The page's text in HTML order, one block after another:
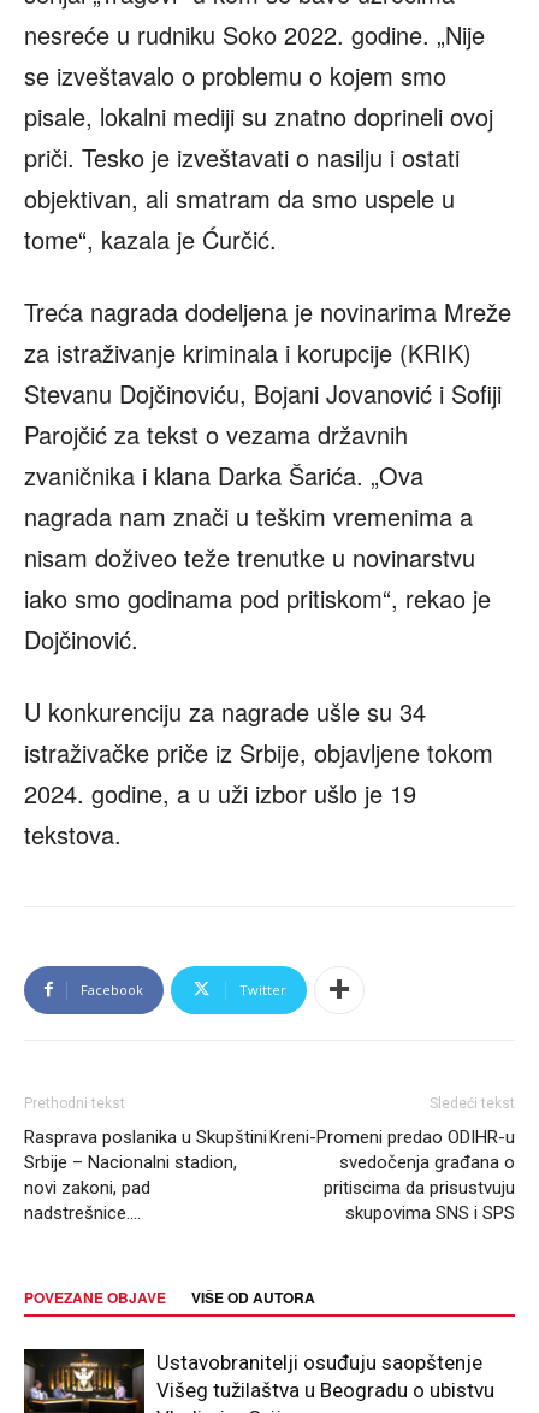
nesreće u rudniku Soko 2022. godine. „Nije
se izveštavalo o problemu o kojem smo
pisale, lokalni mediji su znatno doprineli ovoj
priči. Tesko je izveštavati o nasilju i ostati
objektivan, ali smatram da smo uspele u
tome“, kazala je Ćurčić.
Treća nagrada dodeljena je novinarima Mreže
za istraživanje kriminala i korupcije (KRIK)
Stevanu Dojčinoviću, Bojani Jovanović i Sofiji
Parojčić za tekst o vezama državnih
zvaničnika i klana Darka Šarića. „Ova
nagrada nam znači u teškim vremenima a
nisam doživeo teže trenutke u novinarstvu
iako smo godinama pod pritiskom“, rekao je
Dojčinović.
U konkurenciju za nagrade ušle su 34
istraživačke priče iz Srbije, objavljene tokom
2024. godine, a u uži izbor ušlo je 19
tekstova.
Facebook Twitter
Prethodni tekst
Rasprava poslanika u Skupštini
Srbije – Nacionalni stadion,
novi zakoni, pad
nadstrešnice….
Sledeći tekst
Kreni-Promeni predao ODIHR-u
svedočenja građana o
pritiscima da prisustvuju
skupovima SNS i SPS
POVEZANE OBJAVE VIŠE OD AUTORA
Ustavobranitelji osuđuju saopštenje
Višeg tužilaštva u Beogradu o ubistvu